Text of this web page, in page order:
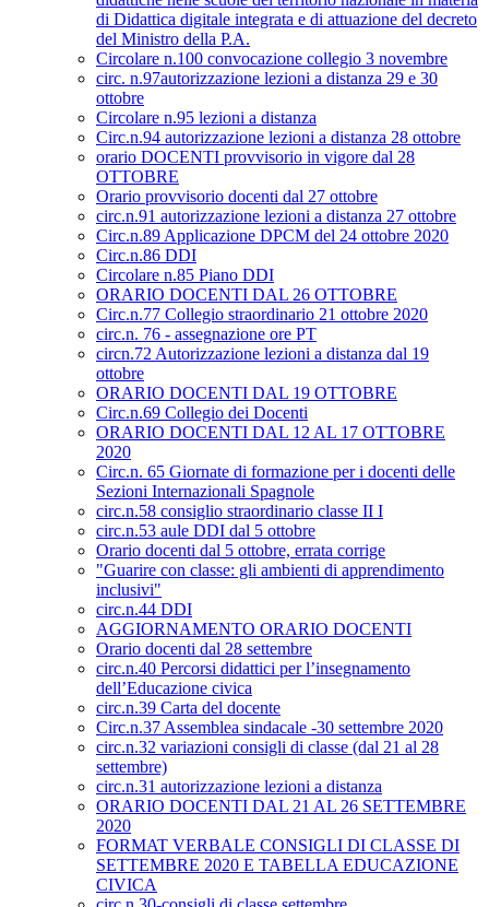
di Didattica digitale integrata e di attuazione del decreto
del Ministro della P.A.
Circolare n.100 convocazione collegio 3 novembre
circ. n.97autorizzazione lezioni a distanza 29 e 30
ottobre
Circolare n.95 lezioni a distanza
Circ.n.94 autorizzazione lezioni a distanza 28 ottobre
orario DOCENTI provvisorio in vigore dal 28
OTTOBRE
Orario provvisorio docenti dal 27 ottobre
circ.n.91 autorizzazione lezioni a distanza 27 ottobre
Circ.n.89 Applicazione DPCM del 24 ottobre 2020
Circ.n.86 DDI
Circolare n.85 Piano DDI
ORARIO DOCENTI DAL 26 OTTOBRE
Circ.n.77 Collegio straordinario 21 ottobre 2020
circ.n. 76 - assegnazione ore PT
circn.72 Autorizzazione lezioni a distanza dal 19
ottobre
ORARIO DOCENTI DAL 19 OTTOBRE
Circ.n.69 Collegio dei Docenti
ORARIO DOCENTI DAL 12 AL 17 OTTOBRE
2020
Circ.n. 65 Giornate di formazione per i docenti delle
Sezioni Internazionali Spagnole
circ.n.58 consiglio straordinario classe II I
circ.n.53 aule DDI dal 5 ottobre
Orario docenti dal 5 ottobre, errata corrige
"Guarire con classe: gli ambienti di apprendimento
inclusivi"
circ.n.44 DDI
AGGIORNAMENTO ORARIO DOCENTI
Orario docenti dal 28 settembre
circ.n.40 Percorsi didattici per l’insegnamento
dell’Educazione civica
circ.n.39 Carta del docente
Circ.n.37 Assemblea sindacale -30 settembre 2020
circ.n.32 variazioni consigli di classe (dal 21 al 28
settembre)
circ.n.31 autorizzazione lezioni a distanza
ORARIO DOCENTI DAL 21 AL 26 SETTEMBRE
2020
FORMAT VERBALE CONSIGLI DI CLASSE DI
SETTEMBRE 2020 E TABELLA EDUCAZIONE
CIVICA